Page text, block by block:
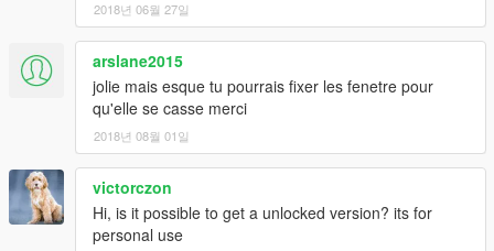
2018년 06월 27일
arslane2015
jolie mais esque tu pourrais fixer les fenetre pour
qu'elle se casse merci
2018년 08월 01일
victorczon
Hi, is it possible to get a unlocked version? its for
personal use